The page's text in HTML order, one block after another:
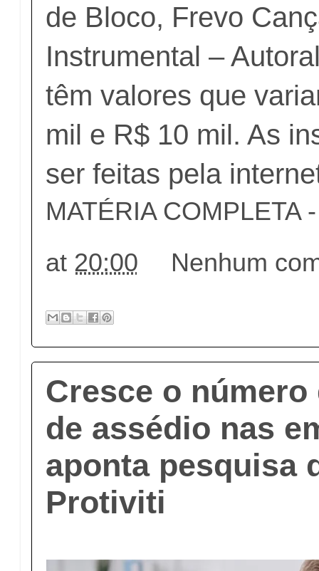
de Bloco, Frevo
Instrumental –
têm valores que
mil e R$ 10 mil. As
ser feitas pela
MATÉRIA COMPLETA
at 20:00 Nenhum
Cresce o
de assédio nas
aponta pesquisa
Protiviti